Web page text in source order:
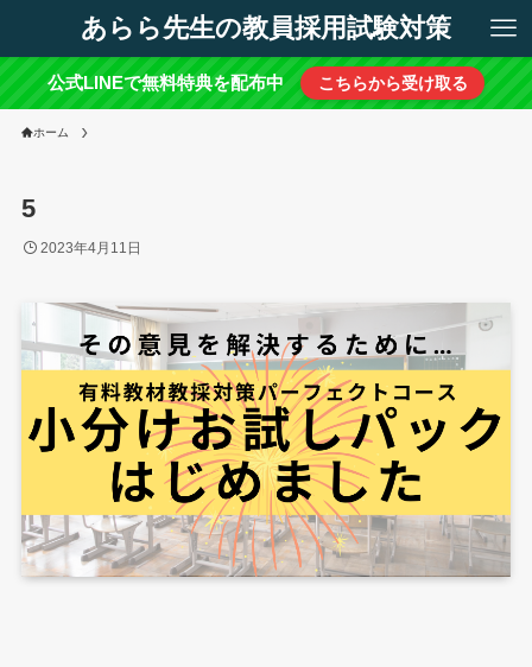
あらら先生の教員採用試験対策
公式LINEで無料特典を配布中 こちらから受け取る
ホーム
5
2023年4月11日